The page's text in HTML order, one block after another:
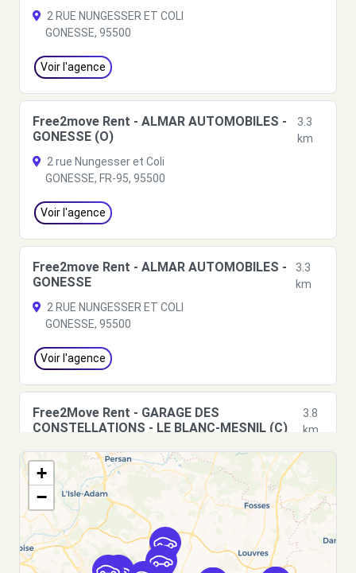
2 RUE NUNGESSER ET COLI
GONESSE, 95500
Voir l'agence
Free2move Rent - ALMAR AUTOMOBILES -
GONESSE (O)
3.3
km
2 rue Nungesser et Coli
GONESSE, FR-95, 95500
Voir l'agence
Free2move Rent - ALMAR AUTOMOBILES -
GONESSE
3.3
km
2 RUE NUNGESSER ET COLI
GONESSE, 95500
Voir l'agence
Free2Move Rent - GARAGE DES
CONSTELLATIONS - LE BLANC-MESNIL (C)
3.8
km
182 AVENUE DU 8 MAI 1945
LE BLANC-MESNIL, 93150
Voir l'agence
Free2move Rent - VAUBAN AUTOMOBILE
+
−